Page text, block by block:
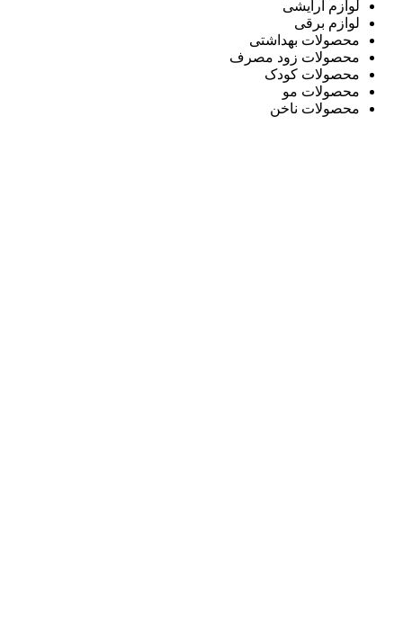
لوازم آرایشی
لوازم برقی
محصولات بهداشتی
محصولات زود مصرف
محصولات کودک
محصولات مو
محصولات ناخن